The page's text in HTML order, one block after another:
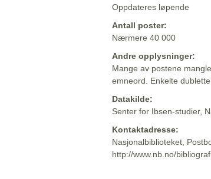
Oppdateres løpende
Antall poster:
Nærmere 40 000
Andre opplysninger:
Mange av postene
emneord. Enkelte
Datakilde:
Senter for Ibsen-studier,
Kontaktadresse:
Nasjonalbiblioteket,
http://www.nb.no/